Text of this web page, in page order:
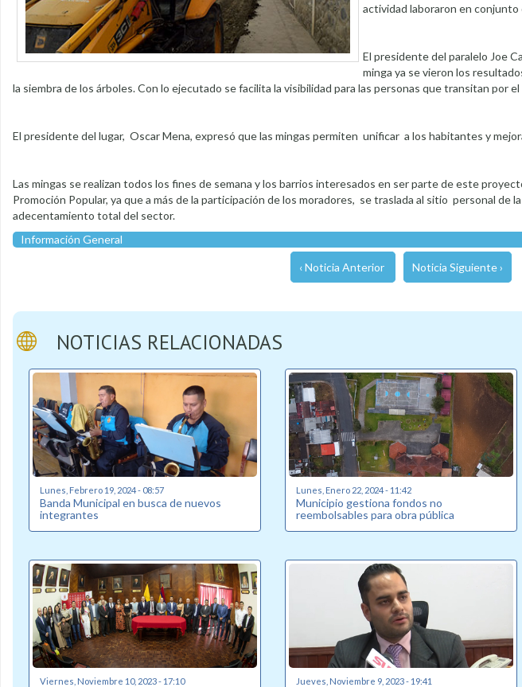
actividad laboraron en
El presidente del paralelo Joe
minga ya se vieron los
la siembra de los árboles. Con lo ejecutado se facilita la visibilidad para las personas que transitan por
El presidente del lugar, Oscar Mena, expresó que las mingas permiten unificar a los habitantes y
Las mingas se realizan todos los fines de semana y los barrios interesados en ser parte de este
Promoción Popular, ya que a más de la participación de los moradores, se traslada al sitio personal de
adecentamiento total del sector.
Información General
‹ Noticia Anterior Noticia Siguiente ›
NOTICIAS RELACIONADAS
Lunes, Febrero 19, 2024 - 08:57
Banda Municipal en busca de nuevos
integrantes
Lunes, Enero 22, 2024 - 11:42
Municipio gestiona fondos no
reembolsables para obra pública
Viernes, Noviembre 10, 2023 - 17:10 Jueves, Noviembre 9, 2023 - 19:41